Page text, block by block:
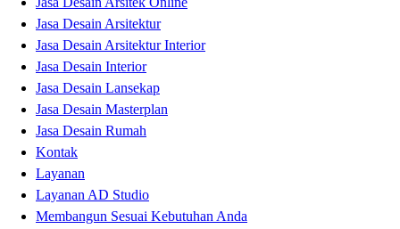
Jasa Desain Arsitektur
Jasa Desain Arsitektur Interior
Jasa Desain Interior
Jasa Desain Lansekap
Jasa Desain Masterplan
Jasa Desain Rumah
Kontak
Layanan
Layanan AD Studio
Membangun Sesuai Kebutuhan Anda